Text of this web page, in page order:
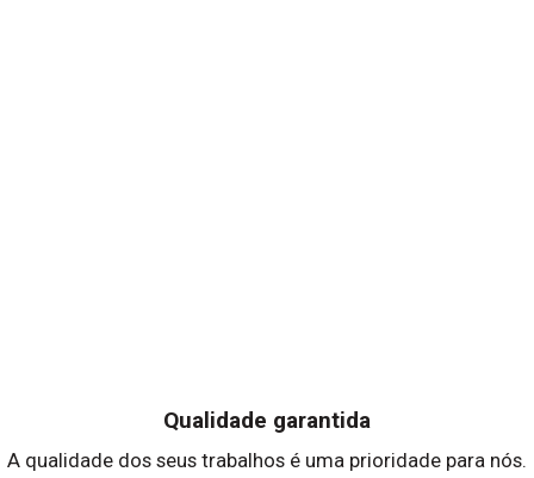
Qualidade garantida
A qualidade dos seus trabalhos é uma prioridade para nós.